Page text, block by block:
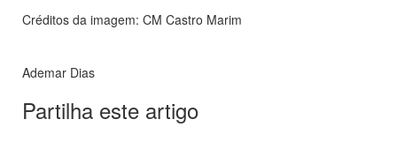
Créditos da imagem: CM Castro Marim
Ademar Dias
Partilha este artigo